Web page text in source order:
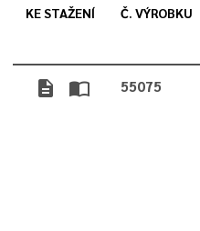
KE STAŽENÍ Č. VÝROBKU
description import_contacts 55075